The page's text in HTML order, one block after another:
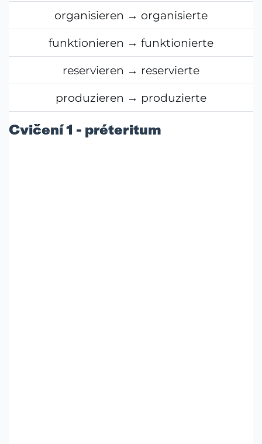
organisieren → organisierte
funktionieren → funktionierte
reservieren → reservierte
produzieren → produzierte
Cvičení 1 - préteritum